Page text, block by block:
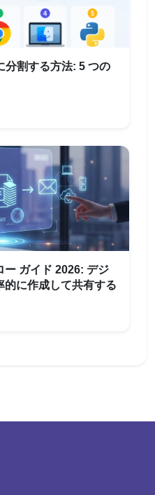
分割する方法: 5 つの
ー ガイド 2026: デジ
的に作成して共有する